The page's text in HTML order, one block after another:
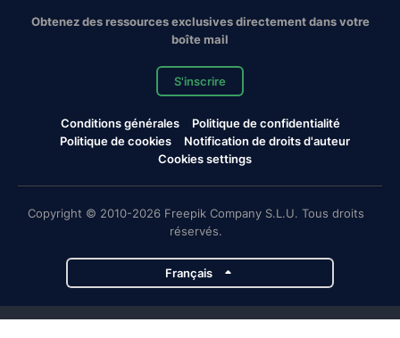
Obtenez des ressources exclusives directement dans votre
boîte mail
S'inscrire
Conditions générales
Politique de confidentialité
Politique de cookies
Notification de droits d'auteur
Cookies settings
Copyright © 2010-2026 Freepik Company S.L.U. Tous droits
réservés.
Français